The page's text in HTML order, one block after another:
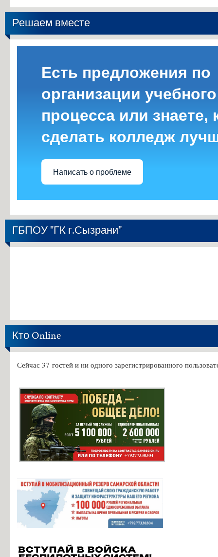
Решаем вместе
Есть предложения по
организации учебного
процесса или знаете,
сделать колледж
Написать о проблеме
ГБПОУ "ГК г.Сызрани"
Кто Online
Сейчас 37 гостей и ни одного зарегистрированного